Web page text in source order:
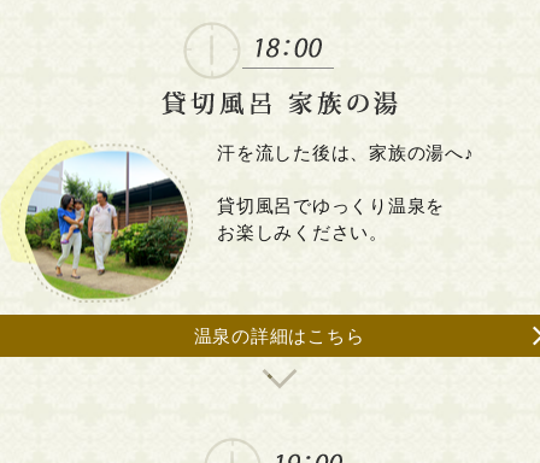
汗を流した後は、家族の湯へ♪
貸切風呂でゆっくり温泉を
お楽しみください。
温泉の詳細はこちら